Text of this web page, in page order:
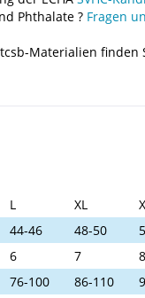
Phthalate ? Fragen
Materialien finden
L XL
44-46 48-50
6 7 8
76-100 86-110